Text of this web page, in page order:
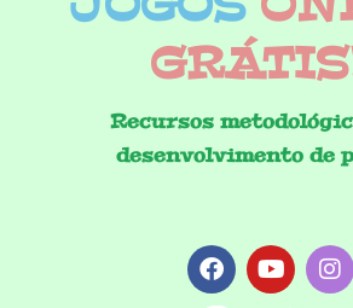
Recursos
desenvolvimento de